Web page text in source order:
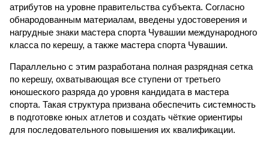
атрибутов на уровне правительства субъекта. Согласно
обнародованным материалам, введены удостоверения и
нагрудные знаки мастера спорта Чувашии международного
класса по керешу, а также мастера спорта Чувашии.
Параллельно с этим разработана полная разрядная сетка
по керешу, охватывающая все ступени от третьего
юношеского разряда до уровня кандидата в мастера
спорта. Такая структура призвана обеспечить системность
в подготовке юных атлетов и создать чёткие ориентиры
для последовательного повышения их квалификации.